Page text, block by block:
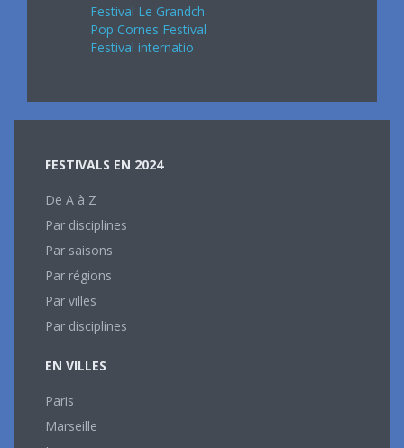
Festival Le Grandch
Pop Cornes Festival
Festival internatio
FESTIVALS EN 2024
De A à Z
Par disciplines
Par saisons
Par régions
Par villes
Par disciplines
EN VILLES
Paris
Marseille